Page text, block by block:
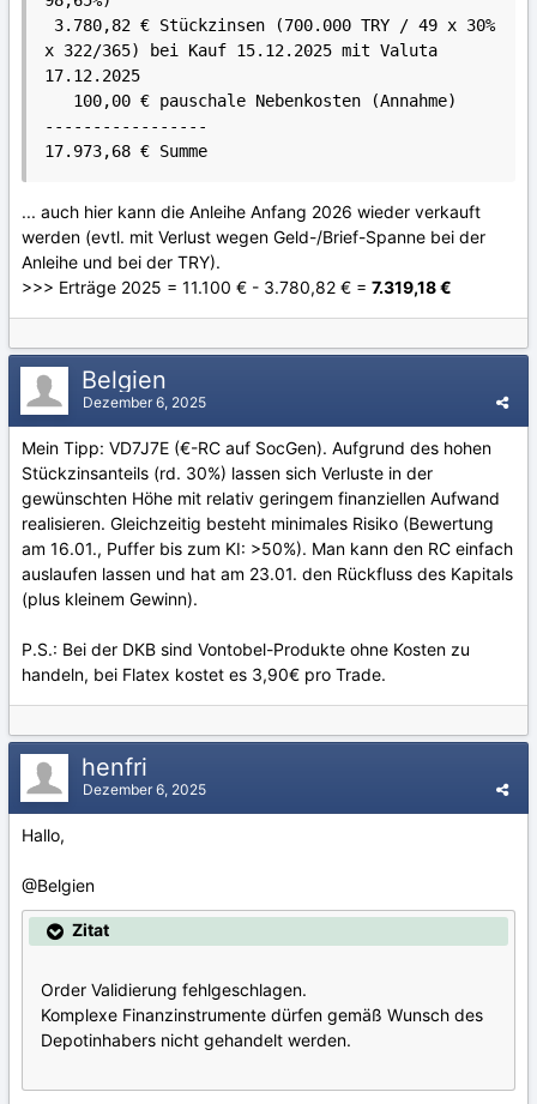
x 322/365) bei Kauf 15.12.2025 mit Valuta
17.12.2025
-----------------
17.973,68 € Summe
... auch hier kann die Anleihe Anfang 2026 wieder verkauft
werden (evtl. mit Verlust wegen Geld-/Brief-Spanne bei der
Anleihe und bei der TRY).
>>> Erträge 2025 = 11.100 € - 3.780,82 € = 7.319,18 €
Belgien
Dezember 6, 2025
Mein Tipp: VD7J7E (€-RC auf SocGen). Aufgrund des hohen
Stückzinsanteils (rd. 30%) lassen sich Verluste in der
gewünschten Höhe mit relativ geringem finanziellen Aufwand
realisieren. Gleichzeitig besteht minimales Risiko (Bewertung
am 16.01., Puffer bis zum KI: >50%). Man kann den RC einfach
auslaufen lassen und hat am 23.01. den Rückfluss des Kapitals
(plus kleinem Gewinn).
P.S.: Bei der DKB sind Vontobel-Produkte ohne Kosten zu
handeln, bei Flatex kostet es 3,90€ pro Trade.
henfri
Dezember 6, 2025
Hallo,
@Belgien
Zitat
Order Validierung fehlgeschlagen.
Komplexe Finanzinstrumente dürfen gemäß Wunsch des
Depotinhabers nicht gehandelt werden.